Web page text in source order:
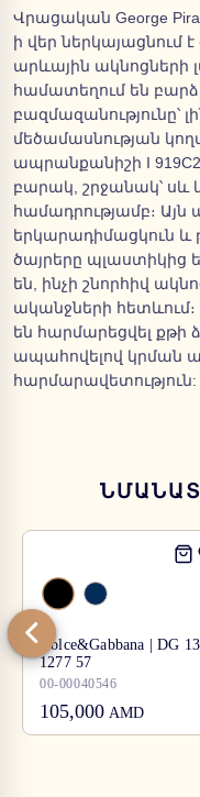
Վրացական George
ի վեր
արևային ակնոցների
համատեղում են
բազմազանությունը՝
մեծամասնության
ապրանքանիշի I 919C2
բարակ, շրջանակ՝ սև
համադրությամբ։
երկարադիմացկուն և
ծայրերը պլաստիկից
են, ինչի շնորհիվ
ականջների
են հարմարեցվել քթի
ապահովելով կրման
հարմարավետություն:
Dolce&Gabbana | DG
1277 57
00-00040546
105,000 AMD